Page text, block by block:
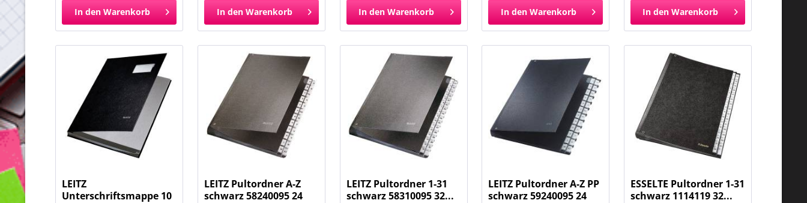
In den Warenkorb In den Warenkorb In den Warenkorb In den Warenkorb In den Warenkorb
LEITZ
Unterschriftsmappe 10
LEITZ Pultordner A-Z
schwarz 58240095 24
LEITZ Pultordner 1-31
schwarz 58310095 32...
LEITZ Pultordner A-Z PP
schwarz 59240095 24
ESSELTE Pultordner 1-31
schwarz 1114119 32...